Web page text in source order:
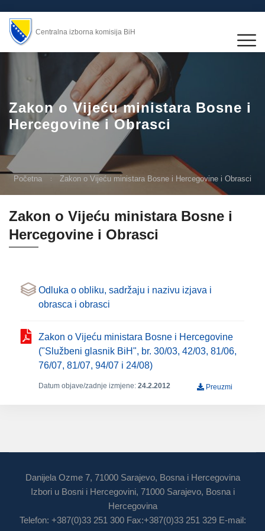
Centralna izborna komisija BiH
Zakon o Vijeću ministara Bosne i
Hercegovine i Obrasci
Početna Zakon o Vijeću ministara Bosne i Hercegovine i Obrasci
Zakon o Vijeću ministara Bosne i
Hercegovine i Obrasci
Odluka o obliku, sadržaju i nazivu izjava i
obrasca i obrasci
Zakon o Vijeću ministara Bosne i Hercegovine
("Službeni glasnik BiH", br. 30/03, 42/03, 81/06,
76/07, 81/07, 94/07 i 24/08)
Datum objave/zadnje izmjene: 24.2.2012 Preuzmi
Danijela Ozme 7, 71000 Sarajevo, Bosna i Hercegovina
Izbori u Bosni i Hercegovini, 71000 Sarajevo, Bosna i
Hercegovina
Telefon: +387(0)33 251 300 Fax:+387(0)33 251 329 E-mail: